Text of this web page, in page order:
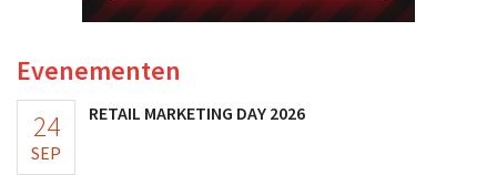
Evenementen
24
SEP
RETAIL MARKETING DAY 2026